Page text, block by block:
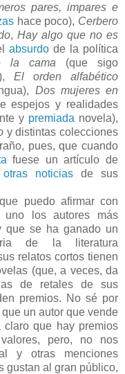
pares, impares e
hace poco), Cerbero
, Hay algo que no es
absurdo de la política
la cama (que sigo
El orden alfabético
Dos mujeres en
espejos y realidades
y premiada novela),
y distintas colecciones
pues, que cuando
fuese un artículo de
otras noticias de sus
puedo afirmar con
los autores más
que se ha ganado un
de la literatura
relatos cortos tienen
(que, a veces, da
de retales de sus
premios. No sé por
un autor que vende
claro que hay premios
pero, no nos
y otras menciones
gustan al gran público,